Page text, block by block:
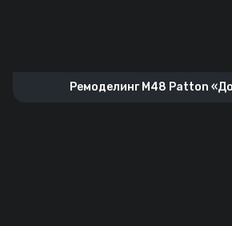
Ремоделинг M48 Patton